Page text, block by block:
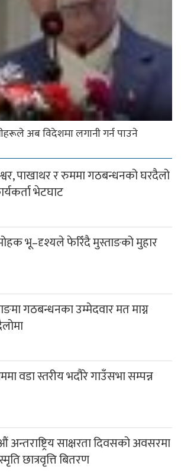
अब विदेशमा लगानी गर्न पाउने
पाखाथर र रुममा गठबन्धनको घरदैलो
भेटघाट
भू–दृश्यले फेरिँदै मुस्ताङको मुहार
गठबन्धनका उम्मेदवार मत माग्न
वडा स्तरीय भदौरे गाउँसभा सम्पन्न
साक्षरता दिवसको अवसरमा
छात्रवृत्ति बितरण